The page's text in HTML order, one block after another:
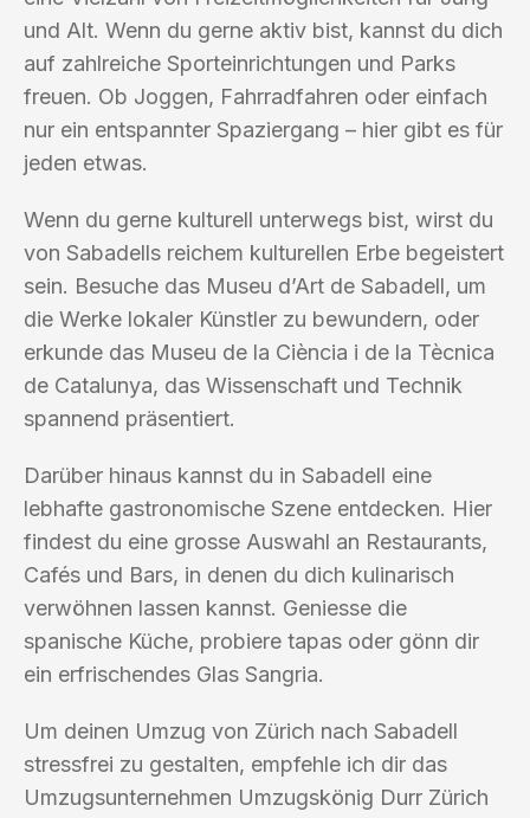
und Alt. Wenn du gerne aktiv bist, kannst du dich
auf zahlreiche Sporteinrichtungen und Parks
freuen. Ob Joggen, Fahrradfahren oder einfach
nur ein entspannter Spaziergang – hier gibt es für
jeden etwas.
Wenn du gerne kulturell unterwegs bist, wirst du
von Sabadells reichem kulturellen Erbe begeistert
sein. Besuche das Museu d’Art de Sabadell, um
die Werke lokaler Künstler zu bewundern, oder
erkunde das Museu de la Ciència i de la Tècnica
de Catalunya, das Wissenschaft und Technik
spannend präsentiert.
Darüber hinaus kannst du in Sabadell eine
lebhafte gastronomische Szene entdecken. Hier
findest du eine grosse Auswahl an Restaurants,
Cafés und Bars, in denen du dich kulinarisch
verwöhnen lassen kannst. Geniesse die
spanische Küche, probiere tapas oder gönn dir
ein erfrischendes Glas Sangria.
Um deinen Umzug von Zürich nach Sabadell
stressfrei zu gestalten, empfehle ich dir das
Umzugsunternehmen Umzugskönig Durr Zürich